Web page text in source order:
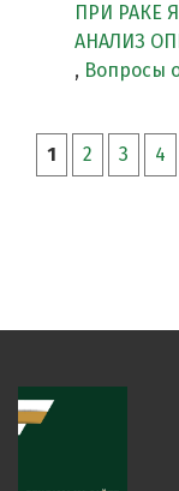
ПРИ РАКЕ
АНАЛИЗ
, Вопросы
1 2 3 4